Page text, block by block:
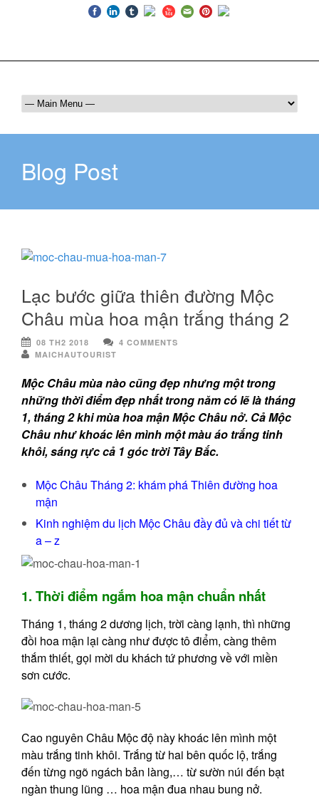
Blog Post
Lạc bước giữa thiên đường Mộc
Châu mùa hoa mận trắng tháng 2
08 TH2 2018
4 COMMENTS
MAICHAUTOURIST
Mộc Châu mùa nào cũng đẹp nhưng một trong
những thời điểm đẹp nhất trong năm có lẽ là tháng
1, tháng 2 khi mùa hoa mận Mộc Châu nở. Cả Mộc
Châu như khoác lên mình một màu áo trắng tinh
khôi, sáng rực cả 1 góc trời Tây Bắc.
Mộc Châu Tháng 2: khám phá Thiên đường hoa
mận
Kinh nghiệm du lịch Mộc Châu đầy đủ và chi tiết từ
a – z
1. Thời điểm ngắm hoa mận chuẩn nhất
Tháng 1, tháng 2 dương lịch, trời càng lạnh, thì những
đồi hoa mận lại càng như được tô điểm, càng thêm
thắm thiết, gọi mời du khách tứ phương về với miền
sơn cước.
Cao nguyên Châu Mộc độ này khoác lên mình một
màu trắng tinh khôi. Trắng từ hai bên quốc lộ, trắng
đến từng ngõ ngách bản làng,… từ sườn núi đến bạt
ngàn thung lũng … hoa mận đua nhau bung nở.